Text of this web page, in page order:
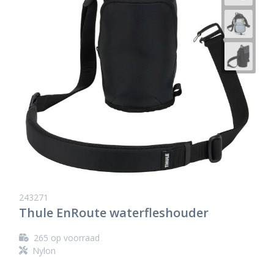
243271
Thule EnRoute waterfleshouder
265 op voorraad
Nylon